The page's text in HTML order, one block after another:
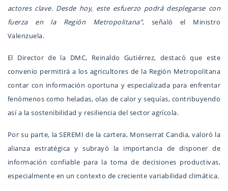
actores clave. Desde hoy, este esfuerzo podrá desplegarse con
fuerza en la Región Metropolitana”, señaló el Ministro
Valenzuela.
El Director de la DMC, Reinaldo Gutiérrez, destacó que este
convenio permitirá a los agricultores de la Región Metropolitana
contar con información oportuna y especializada para enfrentar
fenómenos como heladas, olas de calor y sequías, contribuyendo
así a la sostenibilidad y resiliencia del sector agrícola.
Por su parte, la SEREMI de la cartera, Monserrat Candia, valoró la
alianza estratégica y subrayó la importancia de disponer de
información confiable para la toma de decisiones productivas,
especialmente en un contexto de creciente variabilidad climática.